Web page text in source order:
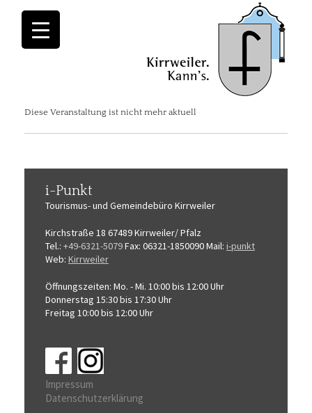
Diese Veranstaltung ist nicht mehr aktuell
i-Punkt
Tourismus-und Gemeindebüro Kirrweiler
Kirchstraße 18 67489 Kirrweiler/ Pfalz
Tel.: +49-6321-5079Fax: 06321-1850090Mail: i-punkt
Web: Kirrweiler
Öffnungszeiten: Mo. - Mi. 10:00 bis 12:00 Uhr
Donnerstag 15:30 bis 17:30 Uhr
Freitag 10:00 bis 12:00 Uhr
Impressum
Datenschutzerklärung